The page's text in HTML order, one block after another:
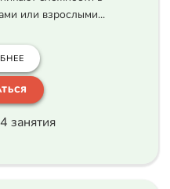
или взрослыми...
занятия